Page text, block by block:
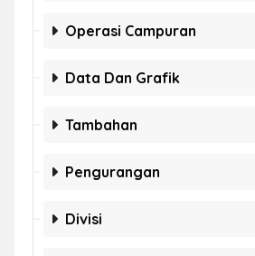
Operasi Campuran
Data Dan Grafik
Tambahan
Pengurangan
Divisi